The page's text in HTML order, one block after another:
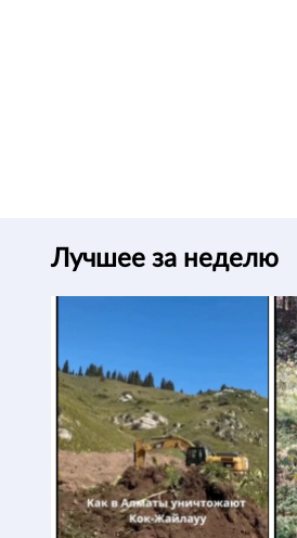
Лучшее за неделю